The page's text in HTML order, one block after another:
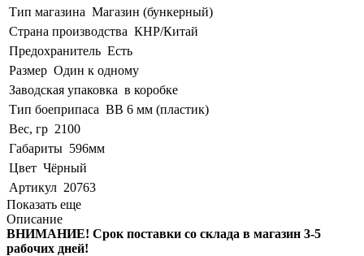
Тип магазина Магазин (бункерный)
Страна производства КНР/Китай
Предохранитель Есть
Размер Один к одному
Заводская упаковка в коробке
Тип боеприпаса BB 6 мм (пластик)
Вес, гр 2100
Габариты 596мм
Цвет Чёрный
Артикул 20763
Показать еще
Описание
ВНИМАНИЕ! Срок поставки со склада в магазин 3-5
рабочих дней!